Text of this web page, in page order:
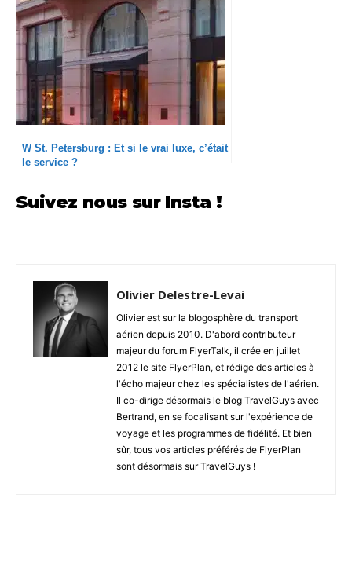
W St. Petersburg : Et si le vrai luxe, c’était
le service ?
Suivez nous sur Insta !
Olivier Delestre-Levai
Olivier est sur la blogosphère du transport
aérien depuis 2010. D'abord contributeur
majeur du forum FlyerTalk, il crée en juillet
2012 le site FlyerPlan, et rédige des articles à
l'écho majeur chez les spécialistes de l'aérien.
Il co-dirige désormais le blog TravelGuys avec
Bertrand, en se focalisant sur l'expérience de
voyage et les programmes de fidélité. Et bien
sûr, tous vos articles préférés de FlyerPlan
sont désormais sur TravelGuys !